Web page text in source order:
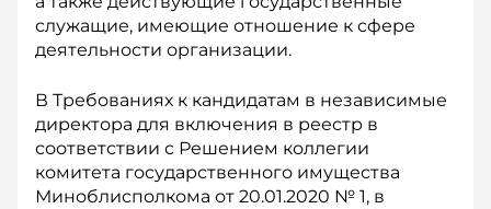
служащие, имеющие отношение к сфере
деятельности организации.
В Требованиях к кандидатам в независимые
директора для включения в реестр в
соответствии с Решением коллегии
комитета государственного имущества
Миноблисполкома от 20.01.2020 № 1, в